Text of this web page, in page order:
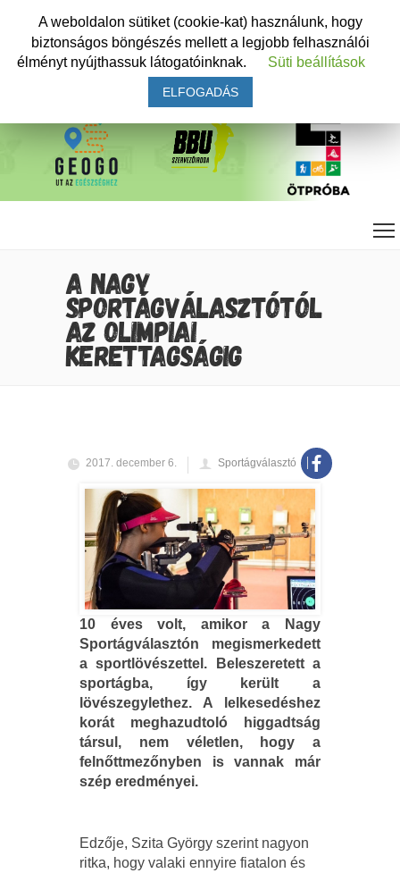
A NAGY
SPORTÁGVÁLASZTÓTÓL
AZ OLIMPIAI
KERETTAGSÁGIG
2017. december 6. Sportágválasztó
10 éves volt, amikor a Nagy
Sportágválasztón megismerkedett
a sportlövészettel. Beleszeretett a
sportágba, így került a
lövészegylethez. A lelkesedéshez
korát meghazudtoló higgadtság
társul, nem véletlen, hogy a
felnőttmezőnyben is vannak már
szép eredményei.
Edzője, Szita György szerint nagyon
ritka, hogy valaki ennyire fiatalon és
A weboldalon sütiket (cookie-kat) használunk, hogy
biztonságos böngészés mellett a legjobb felhasználói
élményt nyújthassuk látogatóinknak.
Süti beállítások
ELFOGADÁS